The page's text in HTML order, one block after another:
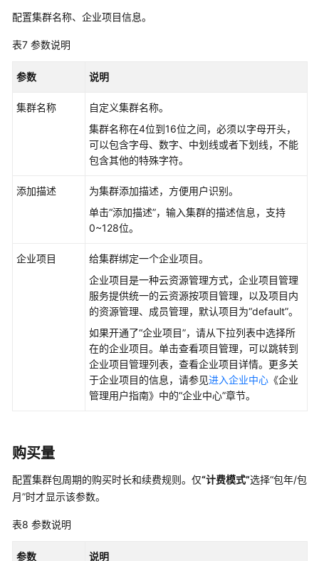
配置集群名称、企业项目信息。
表7 参数说明
参数 说明
集群名称
自定义集群名称。
集群名称在4位到16位之间，必须以字母开头，
可以包含字母、数字、中划线或者下划线，不能
包含其他的特殊字符。
添加描述
为集群添加描述，方便用户识别。
单击“添加描述”，输入集群的描述信息，支持
0~128位。
企业项目
给集群绑定一个企业项目。
企业项目是一种云资源管理方式，企业项目管理
服务提供统一的云资源按项目管理，以及项目内
的资源管理、成员管理，默认项目为“default”。
如果开通了“企业项目”，请从下拉列表中选择所
在的企业项目。单击查看项目管理，可以跳转到
企业项目管理列表，查看企业项目详情。更多关
于企业项目的信息，请参见进入企业中心 《企业
管理用户指南》中的“企业中心”章节。
购买量
配置集群包周期的购买时长和续费规则。仅“计费模式”选择“包年/包
月”时才显示该参数。
表8 参数说明
参数 说明